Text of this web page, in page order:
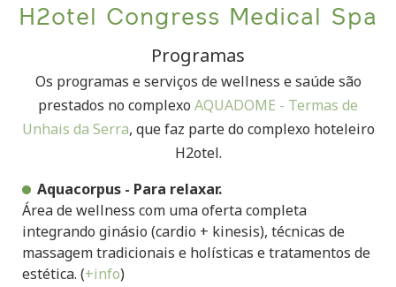
H2otel Congress Medical Spa
Programas
Os programas e serviços de wellness e saúde são
prestados no complexo AQUADOME - Termas de
Unhais da Serra, que faz parte do complexo hoteleiro
H2otel.
Aquacorpus - Para relaxar.
Área de wellness com uma oferta completa
integrando ginásio (cardio + kinesis), técnicas de
massagem tradicionais e holísticas e tratamentos de
estética. (+info)